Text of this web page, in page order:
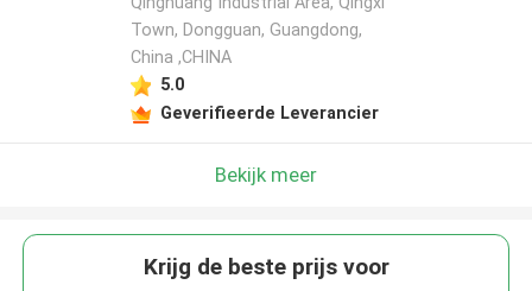
Town, Dongguan, Guangdong,
China ,CHINA
5.0
Geverifieerde Leverancier
Bekijk meer
Krijg de beste prijs voor